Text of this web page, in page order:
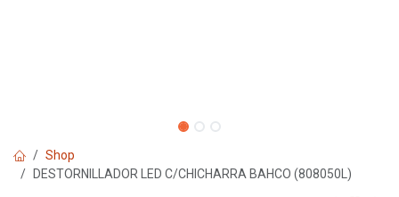
Shop
DESTORNILLADOR LED C/CHICHARRA BAHCO (808050L)